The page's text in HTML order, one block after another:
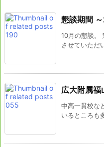
懇談期間
10月の懇談。
させていただ
広大附属福
中高一貫校な
いるところも